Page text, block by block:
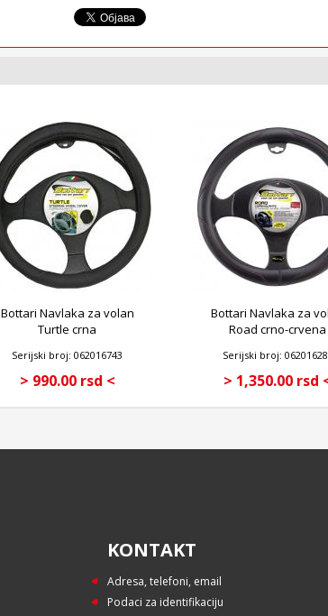
Bottari Navlaka za volan
Turtle crna
Serijski broj: 062016743
> 990.00 rsd <
Bottari Navlaka za
Road crno-crvena
Serijski broj:
> 1,350.00 rsd
KONTAKT
Adresa, telefoni, email
Podaci za identifikaciju